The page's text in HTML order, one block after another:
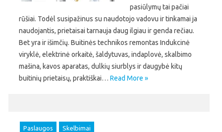
pasiūlymų tai pačiai
rūšiai. Todėl susipažinus su naudotojo vadovu ir tinkamai ja
naudojantis, prietaisai tarnauja daug ilgiau ir genda rečiau.
Bet yra ir išimčių. Buitinės technikos remontas Indukcinė
viryklė, elektrinė orkaitė, šaldytuvas, indaplovė, skalbimo
mašina, kavos aparatas, dulkių siurblys ir daugybė kitų
buitinių prietaisų, praktiškai… Read More »
Paslaugos Skelbimai